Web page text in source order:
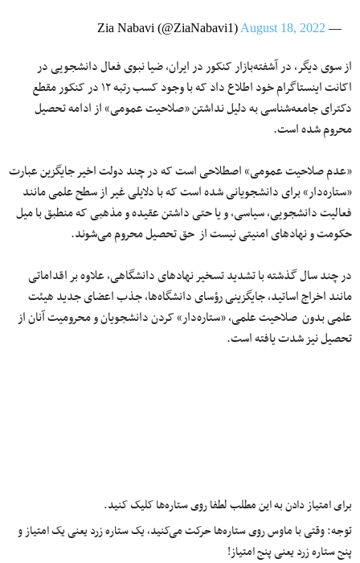
— Zia Nabavi (@ZiaNabavi1)
August 18, 2022
از سوی دیگر، در آشفته‌بازار کنکور در ایران، ضیا نبوی فعال دانشجویی در
اکانت اینستاگرام خود اطلاع داد که با وجود کسب رتبه ۱۲ در کنکور مقطع
دکترای جامعه‌شناسی به دلیل نداشتن «صلاحیت عمومی» از ادامه تحصیل
محروم شده است.
«عدم صلاحیت عمومی» اصطلاحی است که در چند دولت اخیر جایگزین عبارت
«ستاره‌دار» برای دانشجویانی شده است که با دلایلی غیر از سطح علمی مانند
فعالیت دانشجویی، سیاسی، و یا حتی داشتن عقیده و مذهبی که منطبق با میل
حکومت و نهادهای امنیتی نیست از حق تحصیل محروم می‌شوند.
در چند سال گذشته با تشدید تسخیر نهادهای دانشگاهی، علاوه بر اقداماتی
مانند اخراج اساتید، جایگزینی رؤسای دانشگاه‌ها، جذب اعضای جدید هیئت
علمی بدون صلاحیت علمی، «ستاره‌دار» کردن دانشجویان و محرومیت آنان از
تحصیل‌ نیز شدت یافته است.
برای امتیاز دادن به این مطلب لطفا روی ستاره‌ها کلیک کنید.
توجه: وقتی با ماوس روی ستاره‌ها حرکت می‌کنید، یک ستاره زرد یعنی یک امتیاز و
پنج ستاره زرد یعنی پنج امتیاز!